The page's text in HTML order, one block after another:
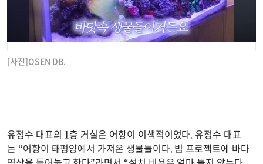
[사진]OSEN DB.
유정수 대표의 1층 거실은 어항이 이색적이었다. 유정수 대표
는 “어항이 태평양에서 가져온 생물들이다. 빔 프로젝트에 바다